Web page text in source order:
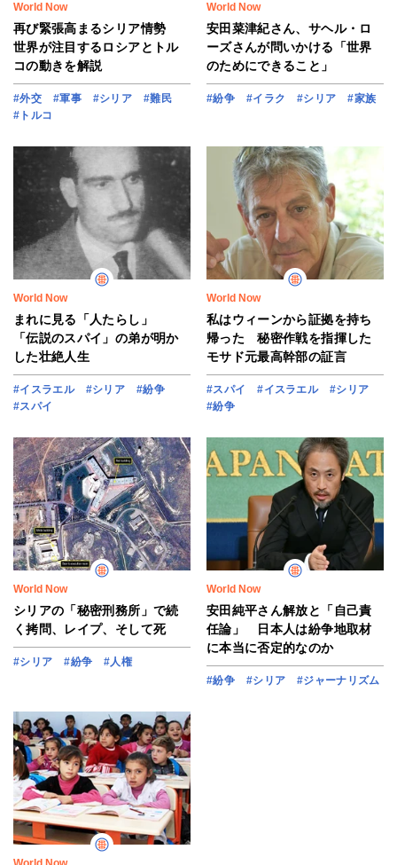
World Now
再び緊張高まるシリア情勢
世界が注目するロシアとトル
コの動きを解説
#外交 #軍事 #シリア
#難民
#トルコ
World Now
安田菜津紀さん、サヘル・ロ
ーズさんが問いかける「世界
のためにできること」
#紛争 #イラク #シリア #家族
World Now
まれに見る「人たらし」
「伝説のスパイ」の弟が明か
した壮絶人生
#イスラエル #シリア
#紛争
#スパイ
World Now
私はウィーンから証拠を持ち
帰った 秘密作戦を指揮した
モサド元最高幹部の証言
#スパイ #イスラエル
#シリア
#紛争
World Now
シリアの「秘密刑務所」で続
く拷問、レイプ、そして死
#シリア #紛争 #人権
World Now
安田純平さん解放と「自己責
任論」 日本人は紛争地取材
に本当に否定的なのか
#紛争 #シリア #ジャーナリズム